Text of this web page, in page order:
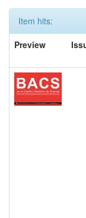
Item hits:
Preview